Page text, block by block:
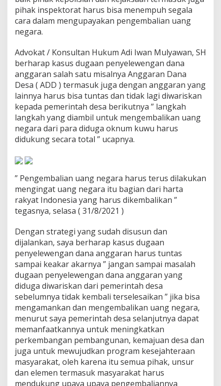
a
t
pihak inspektorat harus bisa menempuh segala
cara dalam mengupayakan pengembalian uang
negara.
Advokat / Konsultan Hukum Adi Iwan Mulyawan, SH
berharap kasus dugaan penyelewengan dana
anggaran salah satu misalnya Anggaran Dana
Desa ( ADD ) termasuk juga dengan anggaran yang
lainnya harus bisa tuntas dan tidak lagi diwariskan
kepada pemerintah desa berikutnya ” langkah
langkah yang diambil untuk mengembalikan uang
negara dari para diduga oknum kuwu harus
didukung secara total ” ucapnya.
” Pengembalian uang negara harus terus dilakukan
mengingat uang negara itu bagian dari harta
rakyat Indonesia yang harus dikembalikan ”
tegasnya, selasa ( 31/8/2021 )
Dengan strategi yang sudah disusun dan
dijalankan, saya berharap kasus dugaan
penyelewengan dana anggaran harus tuntas
sampai keakar akarnya ” jangan sampai masalah
dugaan penyelewengan dana anggaran yang
diduga diwariskan dari pemerintah desa
sebelumnya tidak kembali terselesaikan ” jika bisa
mengamankan dan mengembalikan uang negara,
menurut saya pemerintah desa selanjutnya dapat
memanfaatkannya untuk meningkatkan
perkembangan pembangunan, kemajuan desa dan
juga untuk mewujudkan program kesejahteraan
masyarakat, oleh karena itu semua pihak, unsur
dan elemen termasuk masyarakat harus
mendukung upaya upaya pengembaliannya